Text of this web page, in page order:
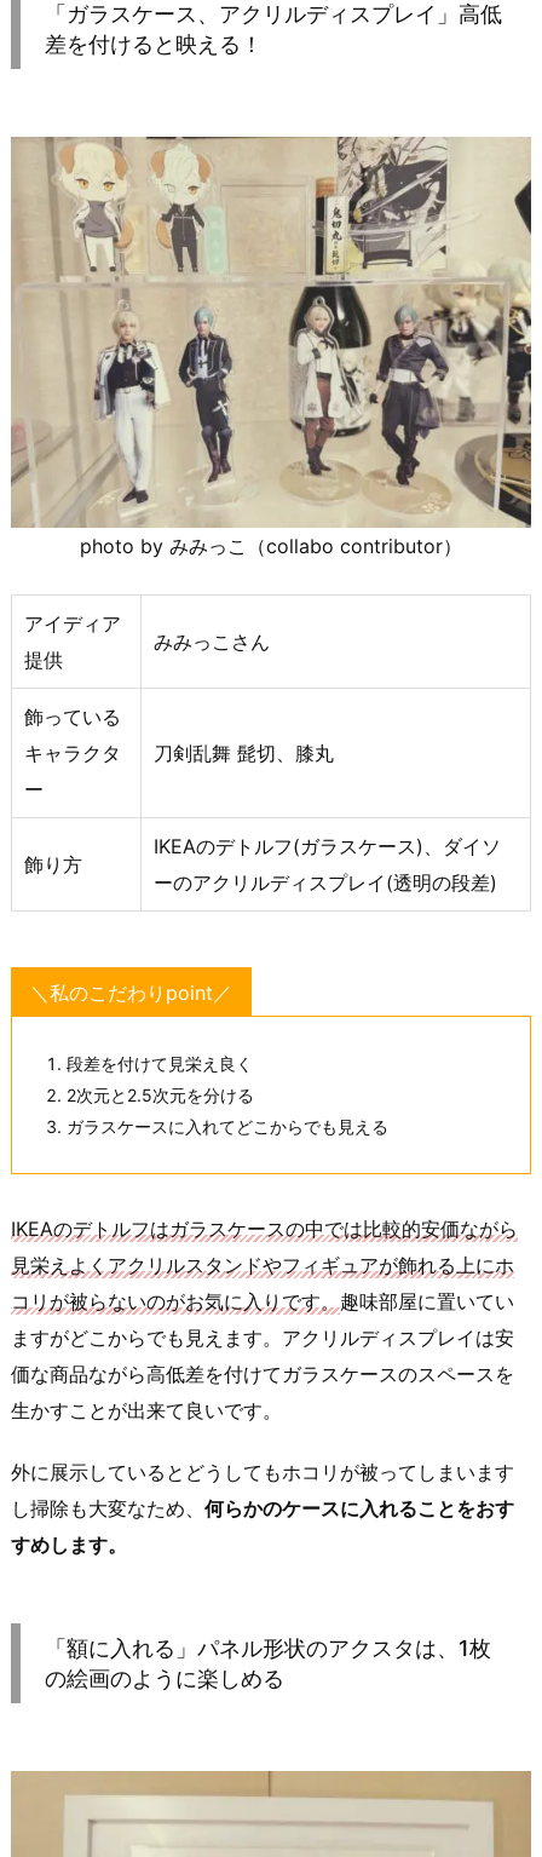
「ガラスケース、アクリルディスプレイ」高低
差を付けると映える！
photo by みみっこ（collabo contributor）
アイディア
提供
みみっこさん
飾っている
キャラクタ
ー
刀剣乱舞 髭切、膝丸
飾り方
IKEAのデトルフ(ガラスケース)、ダイソ
ーのアクリルディスプレイ(透明の段差)
＼私のこだわりpoint／
段差を付けて見栄え良く
2次元と2.5次元を分ける
ガラスケースに入れてどこからでも見える
IKEAのデトルフはガラスケースの中では比較的安価ながら
見栄えよくアクリルスタンドやフィギュアが飾れる上にホ
コリが被らないのがお気に入りです。趣味部屋に置いてい
ますがどこからでも見えます。アクリルディスプレイは安
価な商品ながら高低差を付けてガラスケースのスペースを
生かすことが出来て良いです。
外に展示しているとどうしてもホコリが被ってしまいます
し掃除も大変なため、 何らかのケースに入れることをおす
すめします。
「額に入れる」パネル形状のアクスタは、1枚
の絵画のように楽しめる